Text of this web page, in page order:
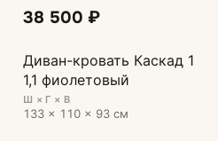
38 500 ₽
Диван-кровать Каскад 1
1,1 фиолетовый
Ш × Г × В
133 × 110 × 93 см